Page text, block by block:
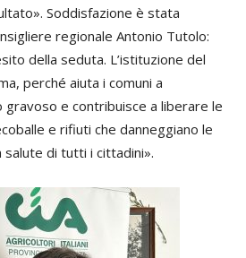
Soddisfazione è stata
regionale Antonio Tutolo:
della seduta. L’istituzione del
perché aiuta i comuni a
e contribuisce a liberare le
e rifiuti che danneggiano le
salute di tutti i cittadini».